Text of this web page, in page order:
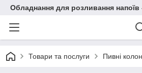
Обладнання для розливання
Товари та послуги Пивні